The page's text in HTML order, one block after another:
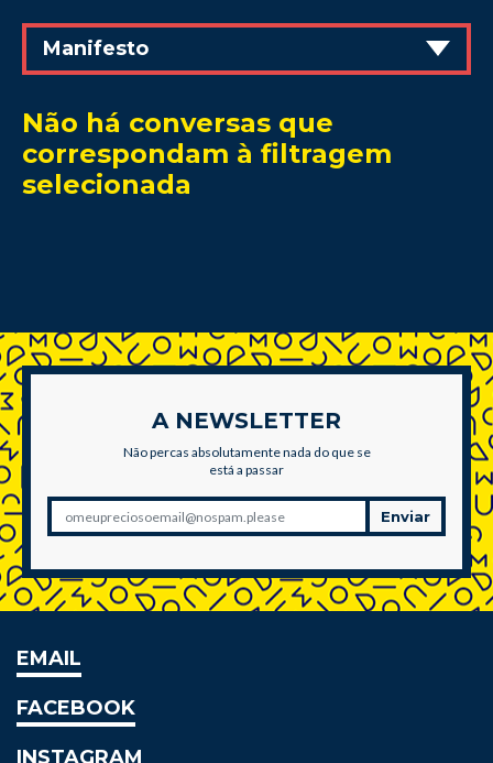
Manifesto
Não há conversas que
correspondam à filtragem
selecionada
A NEWSLETTER
Não percas absolutamente nada do que se
está a passar
Enviar
EMAIL
FACEBOOK
INSTAGRAM